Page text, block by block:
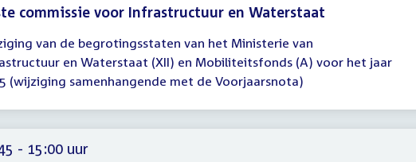
commissie voor Infrastructuur en Waterstaat
van de begrotingsstaten van het Ministerie van
en Waterstaat (XII) en Mobiliteitsfonds (A) voor het jaar
(wijziging samenhangende met de Voorjaarsnota)
- 15:00 uur